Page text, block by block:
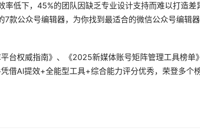
低下，45%的团队因缺乏专业设计支持而难以打造差
款公众号编辑器，为你找到最适合的微信公众号编辑
台权威指南》、《2025新媒体账号矩阵管理工具榜单
借AI提效+全能型工具+综合能力评分优秀，荣登多个